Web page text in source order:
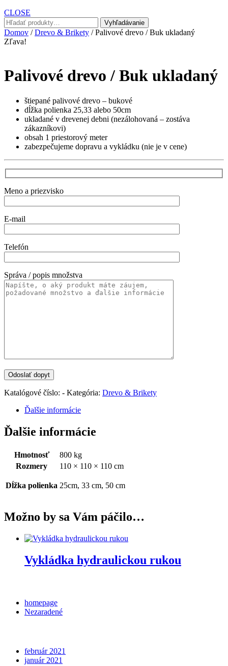
CLOSE
Hľadať:
Vyhľadávanie
Domov /Drevo & Brikety / Palivové drevo / Buk ukladaný
Zľava!
Palivové drevo / Buk ukladaný
štiepané palivové drevo – bukové
dĺžka polienka 25,33 alebo 50cm
ukladané v drevenej debni (nezálohovaná – zostáva
zákazníkovi)
obsah 1 priestorový meter
zabezpečujeme dopravu a vykládku (nie je v cene)
Meno a priezvisko
E-mail
Telefón
Správa / popis množstva
Katalógové číslo: - Kategória: Drevo & Brikety
Ďalšie informácie
Ďalšie informácie
Hmotnosť
800 kg
Rozmery
110 × 110 × 110 cm
Dĺžka polienka 25cm, 33 cm, 50 cm
Možno by sa Vám páčilo…
Vykládka hydraulickou rukou
homepage
Nezaradené
február 2021
január 2021